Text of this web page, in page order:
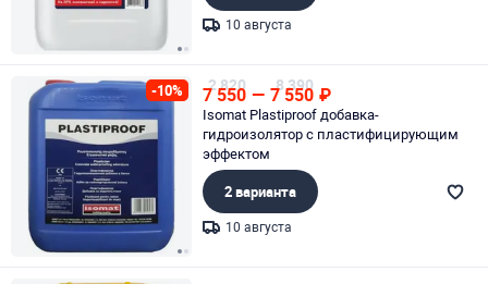
10 августа
-10% 2 820
7 550 — 8 390
7 550 ₽
Isomat Plastiproof добавка-
гидроизолятор с пластифицирующим
эффектом
2 варианта
10 августа